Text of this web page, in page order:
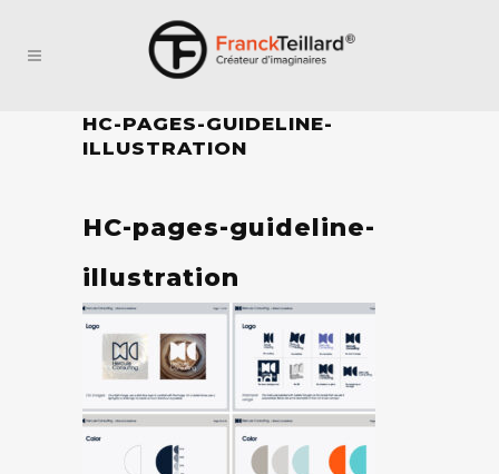
HC-PAGES-GUIDELINE-
ILLUSTRATION
HC-pages-guideline-
illustration